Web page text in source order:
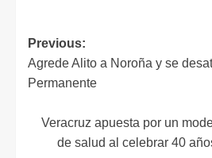
Previous:
Agrede Alito a Noroña y se
Permanente
Veracruz apuesta por un
de salud al celebrar 40